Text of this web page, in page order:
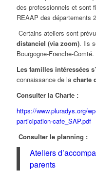
des professionnels et sont
REAAP des départements
Certains ateliers sont
distanciel (via zoom). Ils
Bourgogne-Franche-Comté.
Les familles intéressées
connaissance de la charte
Consulter la Charte :
https://www.pluradys.org/
participation-cafe_SAP.pdf
Consulter le planning :
Ateliers
parents